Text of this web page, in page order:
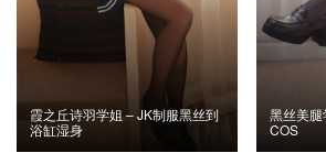
霞之丘诗羽学姐 – JK制服黑丝到
浴缸湿身
黑丝美
COS